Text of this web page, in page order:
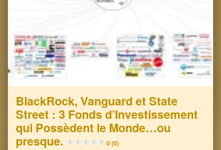
BlackRock, Vanguard et State
Street : 3 Fonds d’Investissement
qui Possèdent le Monde…ou
presque.
0 (0)